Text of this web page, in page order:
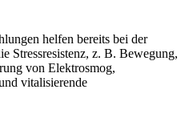
helfen bereits bei der
Stressresistenz, z. B. Bewegung,
von Elektrosmog,
vitalisierende